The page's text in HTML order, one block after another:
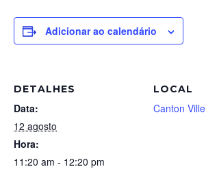
Adicionar ao calendário
DETALHES
Data:
12 agosto
Hora:
11:20 am - 12:20 pm
LOCAL
Canton Ville